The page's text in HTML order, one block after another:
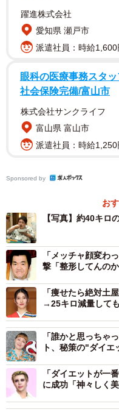
「ぼてぼて歩いてたもぐ
安心した」「もぐら見習
出して欲しい」「私も江
などの声が寄せられまし
躍進株式会社
愛知県 瀬戸市
派遣社員：時給
眼科の医療事務スタ
社会保険完備/富山市
株式会社サンクライフ
富山県 富山市
派遣社員：時給
Sponsored by
お
【写真】約40キロ
「メッチャ顔変わ
撃「整形してんのか
「痩せたら絶対土
→25キロ減量して
「誰かと思っち
ト、秘策の"ダイエ
「ダイエットが一
に成功「神々しく